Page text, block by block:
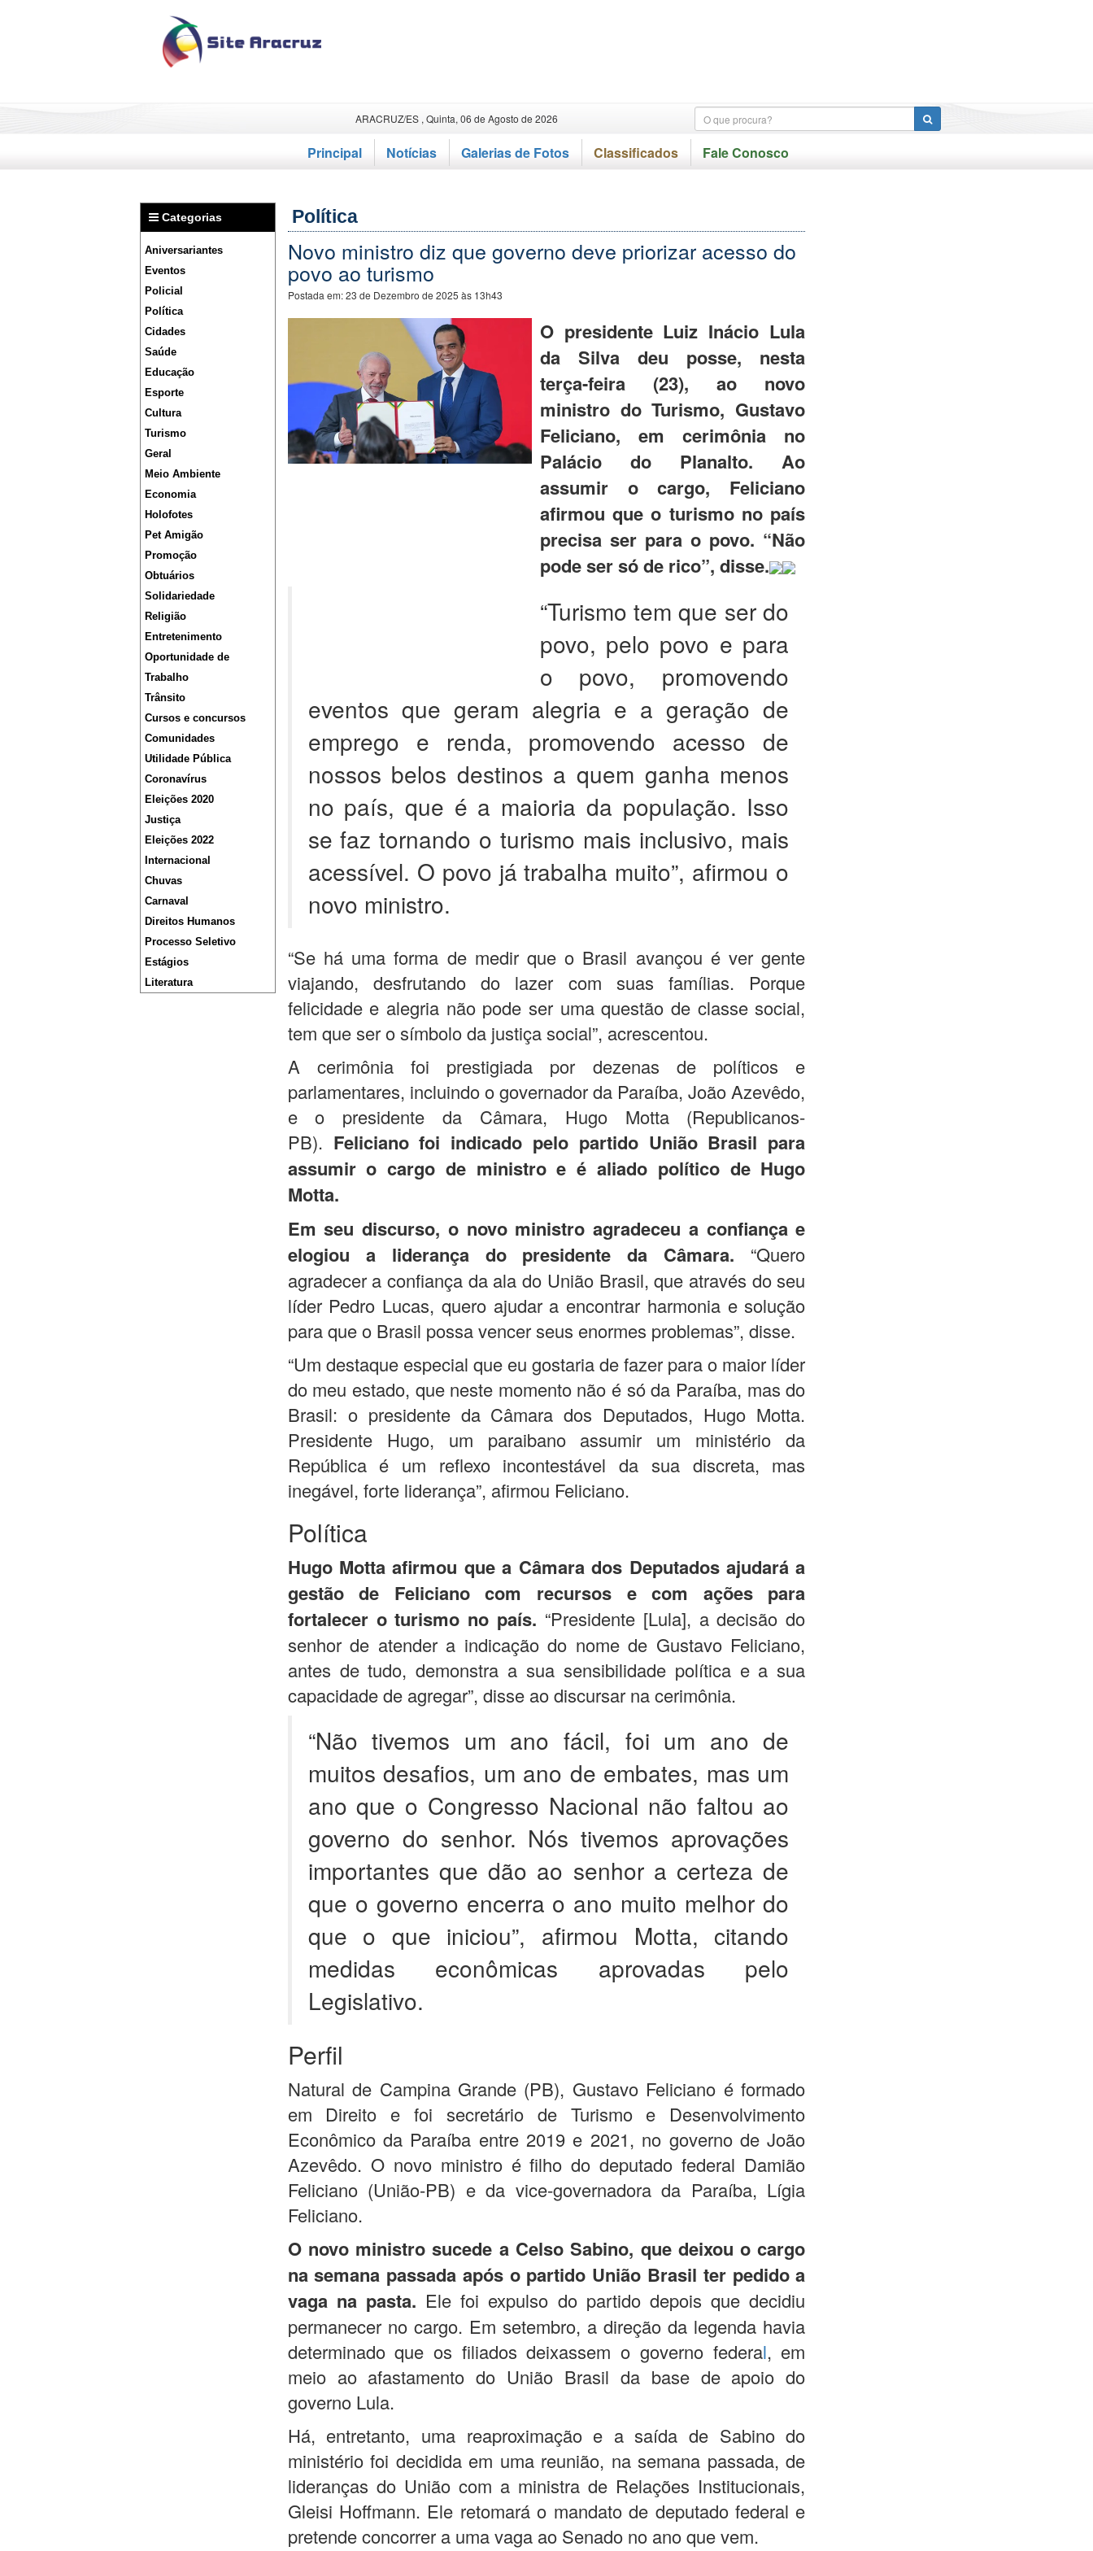
ARACRUZ/ES , Quinta, 06 de Agosto de 2026
Principal Notícias Galerias de Fotos Classificados Fale Conosco
Categorias
Aniversariantes
Eventos
Policial
Política
Cidades
Saúde
Educação
Esporte
Cultura
Turismo
Geral
Meio Ambiente
Economia
Holofotes
Pet Amigão
Promoção
Obtuários
Solidariedade
Religião
Entretenimento
Oportunidade de
Trabalho
Trânsito
Cursos e concursos
Comunidades
Utilidade Pública
Coronavírus
Eleições 2020
Justiça
Eleições 2022
Internacional
Chuvas
Carnaval
Direitos Humanos
Processo Seletivo
Estágios
Literatura
Política
Novo ministro diz que governo deve priorizar acesso do
povo ao turismo
Postada em:23 de Dezembro de 2025 às 13h43
O presidente Luiz Inácio Lula
da Silva deu posse, nesta
terça-feira (23), ao novo
ministro do Turismo, Gustavo
Feliciano, em cerimônia no
Palácio do Planalto. Ao
assumir o cargo, Feliciano
afirmou que o turismo no país
precisa ser para o povo. “Não
pode ser só de rico”, disse.
“Turismo tem que ser do
povo, pelo povo e para
o povo, promovendo
eventos que geram alegria e a geração de
emprego e renda, promovendo acesso de
nossos belos destinos a quem ganha menos
no país, que é a maioria da população. Isso
se faz tornando o turismo mais inclusivo, mais
acessível. O povo já trabalha muito”, afirmou o
novo ministro.
“Se há uma forma de medir que o Brasil avançou é ver gente
viajando, desfrutando do lazer com suas famílias. Porque
felicidade e alegria não pode ser uma questão de classe social,
tem que ser o símbolo da justiça social”, acrescentou.
A cerimônia foi prestigiada por dezenas de políticos e
parlamentares, incluindo o governador da Paraíba, João Azevêdo,
e o presidente da Câmara, Hugo Motta (Republicanos-
PB). Feliciano foi indicado pelo partido União Brasil para
assumir o cargo de ministro e é aliado político de Hugo
Motta.
Em seu discurso, o novo ministro agradeceu a confiança e
elogiou a liderança do presidente da Câmara. “Quero
agradecer a confiança da ala do União Brasil, que através do seu
líder Pedro Lucas, quero ajudar a encontrar harmonia e solução
para que o Brasil possa vencer seus enormes problemas”, disse.
“Um destaque especial que eu gostaria de fazer para o maior líder
do meu estado, que neste momento não é só da Paraíba, mas do
Brasil: o presidente da Câmara dos Deputados, Hugo Motta.
Presidente Hugo, um paraibano assumir um ministério da
República é um reflexo incontestável da sua discreta, mas
inegável, forte liderança”, afirmou Feliciano.
Política
Hugo Motta afirmou que a Câmara dos Deputados ajudará a
gestão de Feliciano com recursos e com ações para
fortalecer o turismo no país. “Presidente [Lula], a decisão do
senhor de atender a indicação do nome de Gustavo Feliciano,
antes de tudo, demonstra a sua sensibilidade política e a sua
capacidade de agregar”, disse ao discursar na cerimônia.
“Não tivemos um ano fácil, foi um ano de
muitos desafios, um ano de embates, mas um
ano que o Congresso Nacional não faltou ao
governo do senhor. Nós tivemos aprovações
importantes que dão ao senhor a certeza de
que o governo encerra o ano muito melhor do
que o que iniciou”, afirmou Motta, citando
medidas econômicas aprovadas pelo
Legislativo.
Perfil
Natural de Campina Grande (PB), Gustavo Feliciano é formado
em Direito e foi secretário de Turismo e Desenvolvimento
Econômico da Paraíba entre 2019 e 2021, no governo de João
Azevêdo. O novo ministro é filho do deputado federal Damião
Feliciano (União-PB) e da vice-governadora da Paraíba, Lígia
Feliciano.
O novo ministro sucede a Celso Sabino, que deixou o cargo
na semana passada após o partido União Brasil ter pedido a
vaga na pasta. Ele foi expulso do partido depois que decidiu
permanecer no cargo. Em setembro, a direção da legenda havia
determinado que os filiados deixassem o governo federal, em
meio ao afastamento do União Brasil da base de apoio do
governo Lula.
Há, entretanto, uma reaproximação e a saída de Sabino do
ministério foi decidida em uma reunião, na semana passada, de
lideranças do União com a ministra de Relações Institucionais,
Gleisi Hoffmann. Ele retomará o mandato de deputado federal e
pretende concorrer a uma vaga ao Senado no ano que vem.